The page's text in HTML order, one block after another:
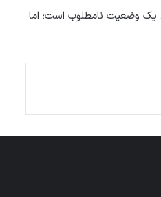
یک وضعیت نامطلوب است؛ اما